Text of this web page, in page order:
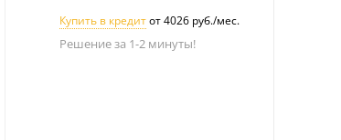
Купить в кредитот 4026 руб./мес.
Решение за 1-2 минуты!